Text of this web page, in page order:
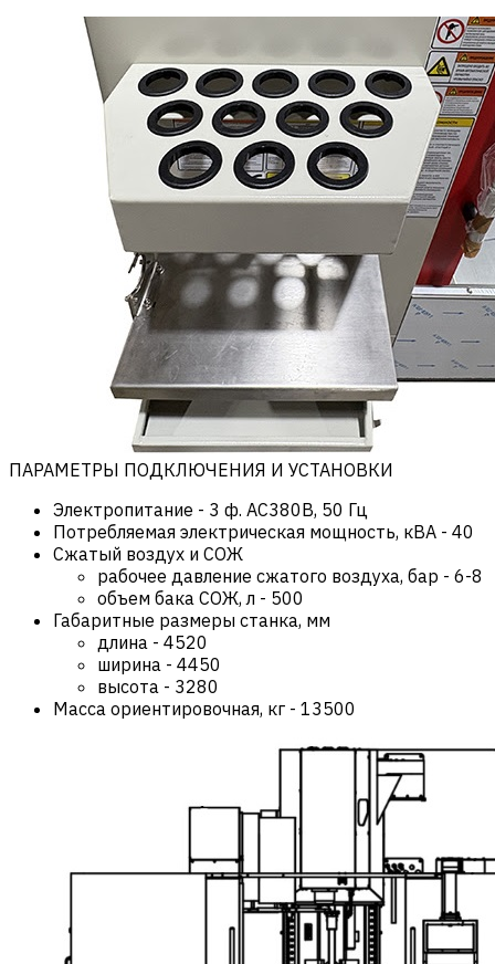
ПАРАМЕТРЫ ПОДКЛЮЧЕНИЯ И УСТАНОВКИ
Электропитание - 3 ф. AC380В, 50 Гц
Потребляемая электрическая мощность, кВА - 40
Сжатый воздух и СОЖ
рабочее давление сжатого воздуха, бар - 6-8
объем бака СОЖ, л - 500
Габаритные размеры станка, мм
длина - 4520
ширина - 4450
высота - 3280
Масса ориентировочная, кг - 13500